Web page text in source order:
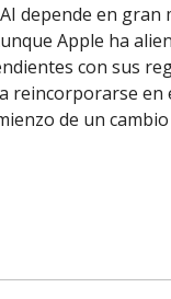
depende en gran
Apple ha
con sus
reincorporarse en
de un